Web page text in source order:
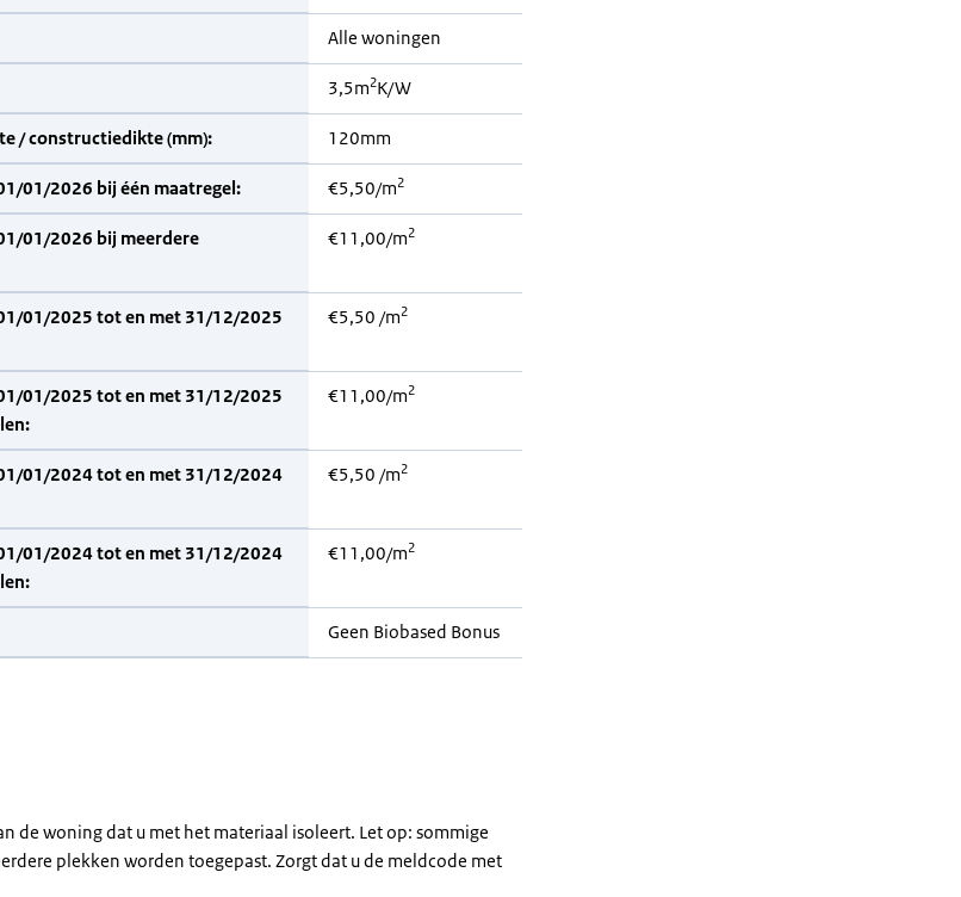
Alle woningen
3,5m2K/W
/ constructiedikte (mm): 120mm
01/2026 bij één maatregel: €5,50/m2
01/2026 bij meerdere
€11,00/m2
01/2025 tot en met 31/12/2025
€5,50 /m2
01/2025 tot en met 31/12/2025
€11,00/m2
01/2024 tot en met 31/12/2024
€5,50 /m2
01/2024 tot en met 31/12/2024
€11,00/m2
Geen Biobased Bonus
de woning dat u met het materiaal isoleert. Let op: sommige
plekken worden toegepast. Zorgt dat u de meldcode met